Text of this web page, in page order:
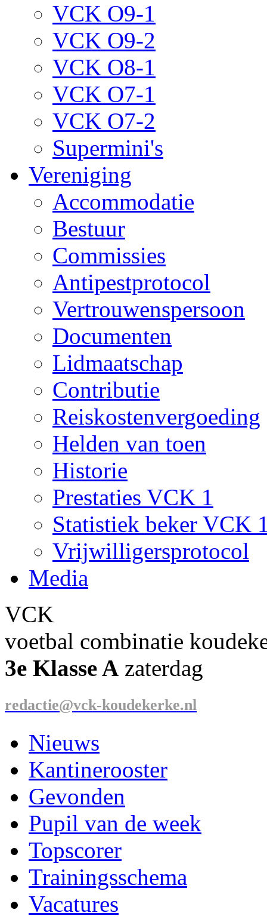
VCK O9-1
VCK O9-2
VCK O8-1
VCK O7-1
VCK O7-2
Supermini's
Vereniging
Accommodatie
Bestuur
Commissies
Antipestprotocol
Vertrouwenspersoon
Documenten
Lidmaatschap
Contributie
Reiskostenvergoeding
Helden van toen
Historie
Prestaties VCK 1
Statistiek beker VCK
Vrijwilligersprotocol
Media
VCK
voetbal combinatie
3e Klasse A zaterdag
redactie@vck-koudekerke.nl
Nieuws
Kantinerooster
Gevonden
Pupil van de week
Topscorer
Trainingsschema
Vacatures